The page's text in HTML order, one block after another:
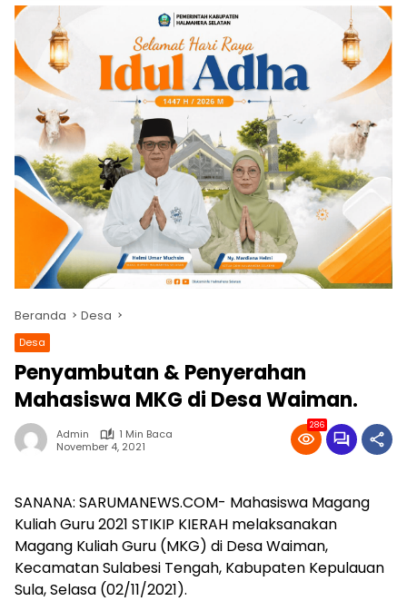
Beranda Desa
Desa
Penyambutan & Penyerahan
Mahasiswa MKG di Desa Waiman.
Admin
1 Min Baca
November 4, 2021
286
SANANA: SARUMANEWS.COM- Mahasiswa Magang
Kuliah Guru 2021 STIKIP KIERAH melaksanakan
Magang Kuliah Guru (MKG) di Desa Waiman,
Kecamatan Sulabesi Tengah, Kabupaten Kepulauan
Sula, Selasa (02/11/2021).